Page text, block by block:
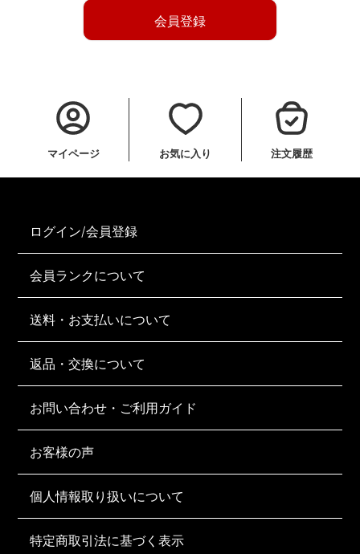
会員登録
マイページ お気に入り 注文履歴
ログイン/会員登録
会員ランクについて
送料・お支払いについて
返品・交換について
お問い合わせ・ご利用ガイド
お客様の声
個人情報取り扱いについて
特定商取引法に基づく表示